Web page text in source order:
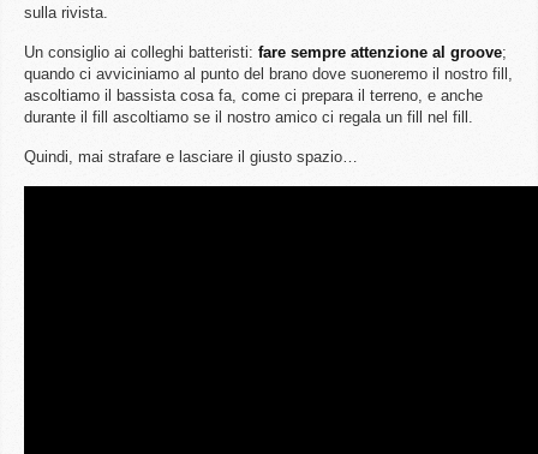
sulla rivista.
Un consiglio ai colleghi batteristi: fare sempre attenzione al groove;
quando ci avviciniamo al punto del brano dove suoneremo il nostro fill,
ascoltiamo il bassista cosa fa, come ci prepara il terreno, e anche
durante il fill ascoltiamo se il nostro amico ci regala un fill nel fill.
Quindi, mai strafare e lasciare il giusto spazio…